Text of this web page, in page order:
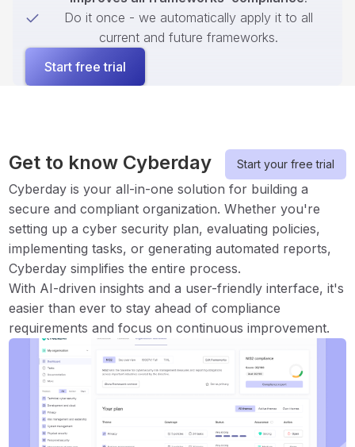
Do it once - we automatically apply it to all
current and future frameworks.
Start free trial
Get to know Cyberday Start your free trial
Cyberday is your all-in-one solution for building a
secure and compliant organization. Whether you're
setting up a cyber security plan, evaluating policies,
implementing tasks, or generating automated reports,
Cyberday simplifies the entire process.
With AI-driven insights and a user-friendly interface, it's
easier than ever to stay ahead of compliance
requirements and focus on continuous improvement.